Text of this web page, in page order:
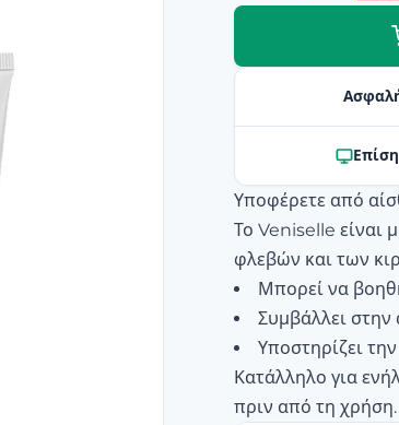
Υποφέρετε από
Το Veniselle είναι
φλεβών και των
Μπορεί να
Συμβάλλει
Υποστηρίζει
Κατάλληλο για
πριν από τη χρήση.